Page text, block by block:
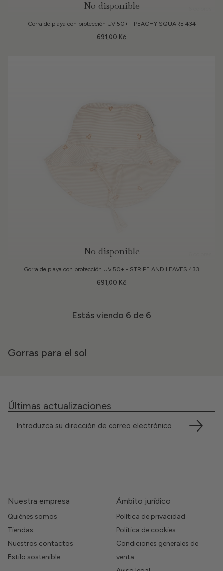
No disponible
Gorra de playa con protección UV 50+ - PEACHY SQUARE 434
691,00 Kč
No disponible
Gorra de playa con protección UV 50+ - STRIPE AND LEAVES 433
691,00 Kč
Estás viendo 6 de 6
Gorras para el sol
Últimas actualizaciones
Nuestra empresa
Quiénes somos
Tiendas
Nuestros contactos
Estilo sostenible
Ámbito jurídico
Política de privacidad
Política de cookies
Condiciones generales de
venta